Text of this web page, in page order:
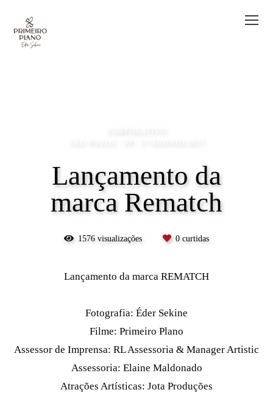
Lançamento da
marca Rematch
1576 visualizações 0 curtidas
Lançamento da marca REMATCH
Fotografia: Éder Sekine
Filme: Primeiro Plano
Assessor de Imprensa: RL Assessoria & Manager Artistic
Assessoria: Elaine Maldonado
Atrações Artísticas: Jota Produções